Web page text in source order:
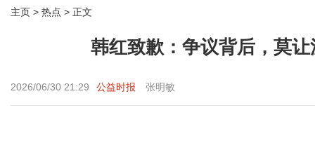
主页 > 热点 > 正文
韩红致歉：争议背后，莫
2026/06/30 21:29 公益时报 张明敏